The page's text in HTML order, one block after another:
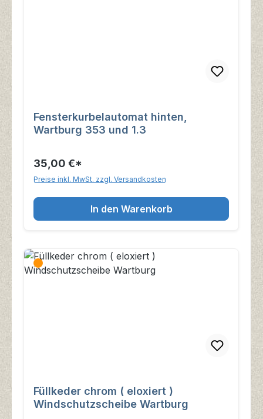
Fensterkurbelautomat hinten,
Wartburg 353 und 1.3
35,00 €*
Preise inkl. MwSt. zzgl. Versandkosten
In den Warenkorb
Füllkeder chrom ( eloxiert )
Windschutzscheibe Wartburg